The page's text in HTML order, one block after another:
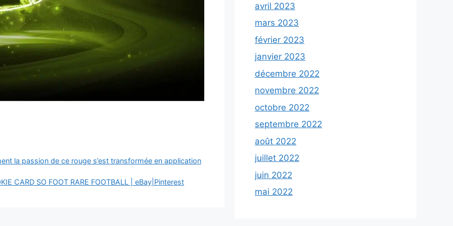
la passion de ce rouge s’est transformée en application
CARD SO FOOT RARE FOOTBALL | eBay|Pinterest
avril 2023
mars 2023
février 2023
janvier 2023
décembre 2022
novembre 2022
octobre 2022
septembre 2022
août 2022
juillet 2022
juin 2022
mai 2022